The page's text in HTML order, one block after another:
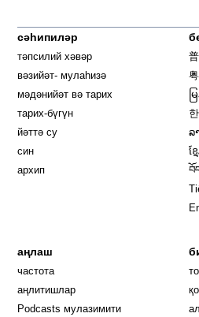
сәһипиләр
тәпсилий хәвәр
вәзийәт- мулаһизә
мәдәнийәт вә тарих
тарих-бүгүн
йәттә су
син
архип
မ
ລ
ខ្ម
аңлаш
частота
аңлитишлар
Podcasts мулазимити